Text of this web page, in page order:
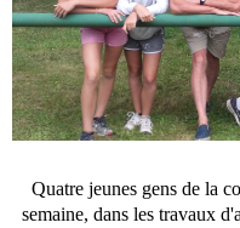
Quatre jeunes gens de la
semaine, dans les travaux